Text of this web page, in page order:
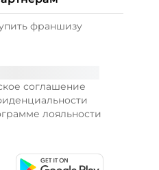
соглашение
лояльности
франшизу